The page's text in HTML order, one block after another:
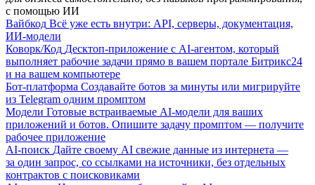
с помощью ИИ
Вайбкод Всё уже есть внутри: API, серверы, документация,
ИИ-модели
Коворк/Код Десктоп-приложение с AI-агентом, который
выполняет рабочие задачи прямо в вашем портале Битрикс24
и на вашем компьютере
Бот-платформа Создавайте ботов за минуты или мигрируйте
из Telegram одним промптом
Модели Готовые встраиваемые AI-модели для ваших
приложений и ботов. Опишите задачу промптом — получите
рабочее приложение
AI-поиск Дайте своему AI свежие данные из интернета —
за один запрос, со ссылками на источники, без отдельных
контрактов с поисковиками